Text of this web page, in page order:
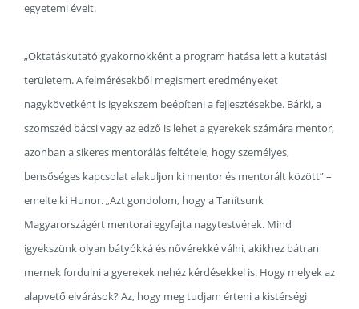
egyetemi éveit.
„Oktatáskutató gyakornokként a program hatása lett a kutatási
területem. A felmérésekből megismert eredményeket
nagykövetként is igyekszem beépíteni a fejlesztésekbe. Bárki, a
szomszéd bácsi vagy az edző is lehet a gyerekek számára mentor,
azonban a sikeres mentorálás feltétele, hogy személyes,
bensőséges kapcsolat alakuljon ki mentor és mentorált között” –
emelte ki Hunor. „Azt gondolom, hogy a Tanítsunk
Magyarországért mentorai egyfajta nagytestvérek. Mind
igyekszünk olyan bátyókká és nővérekké válni, akikhez bátran
mernek fordulni a gyerekek nehéz kérdésekkel is. Hogy melyek az
alapvető elvárások? Az, hogy meg tudjam érteni a kistérségi